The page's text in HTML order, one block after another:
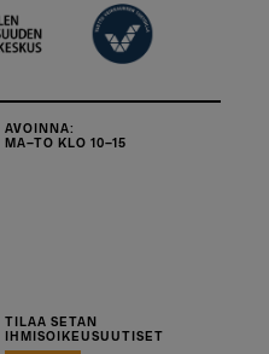
AVOINNA:
MA–TO KLO 10–15
TILAA SETAN
IHMISOIKEUSUUTISET